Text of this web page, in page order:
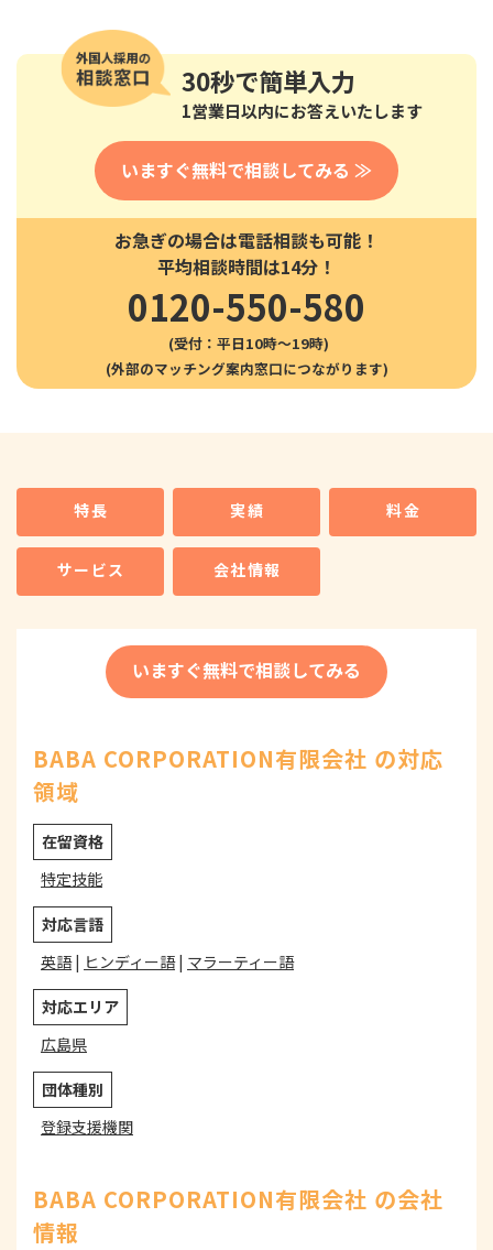
30秒で簡単入力
1営業日以内にお答えいたします
いますぐ無料で相談してみる ≫
お急ぎの場合は電話相談も可能！
平均相談時間は14分！
0120-550-580
(受付：平日10時〜19時)
特長 実績 料金
サービス 会社情報
いますぐ無料で相談してみる
BABA CORPORATION有限会社 の対応
領域
在留資格
特定技能
対応言語
英語| ヒンディー語| マラーティー語
対応エリア
広島県
団体種別
登録支援機関
BABA CORPORATION有限会社 の会社
情報